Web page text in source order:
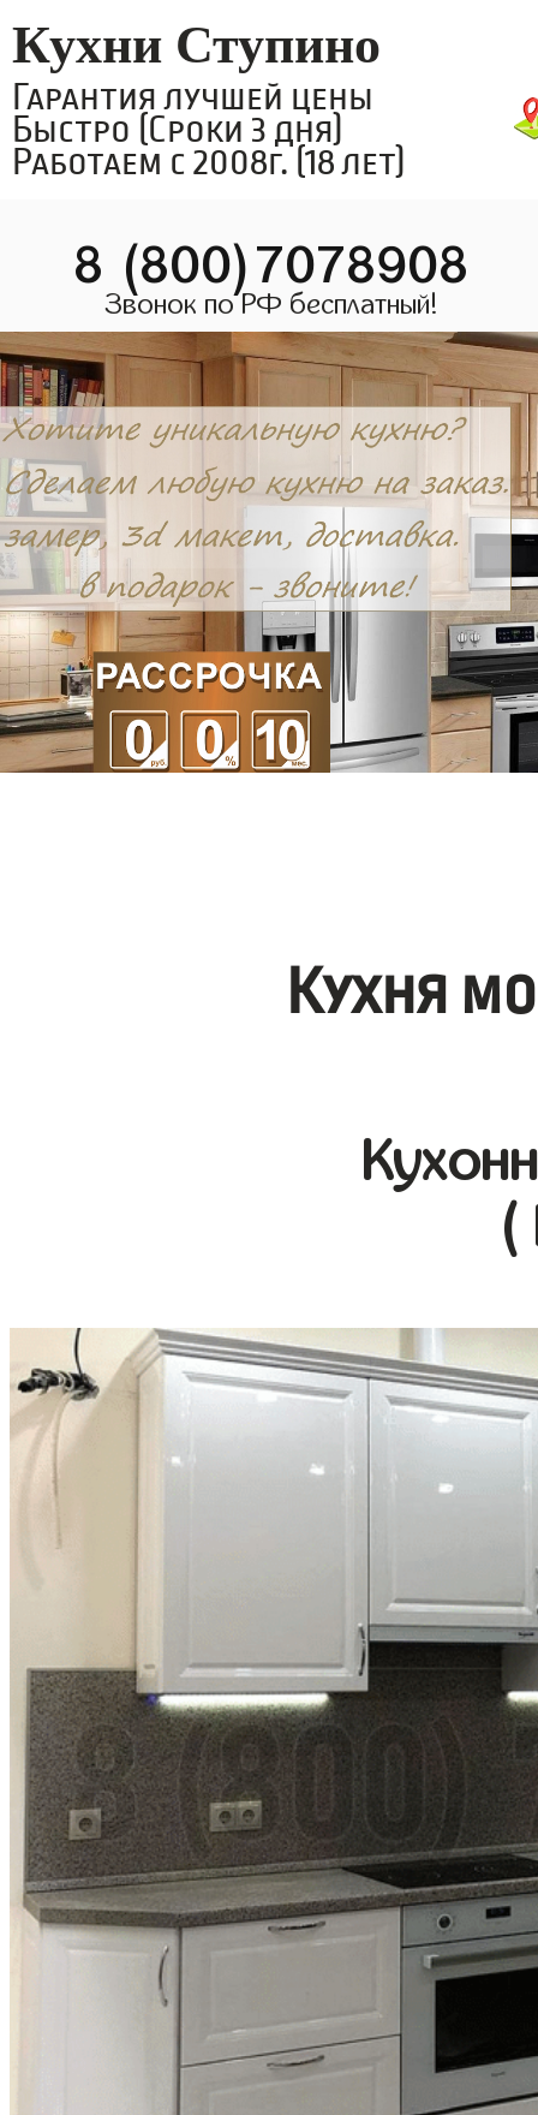
Кухни Ступино
Гарантия лучшей цены
Быстро (Сроки 3 дня)
Работаем с 2008г. (18 лет)
8 (800)7078908
Звонок по РФ бесплатный!
Кухня
(